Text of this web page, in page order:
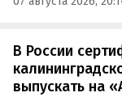
В России
выпускать на